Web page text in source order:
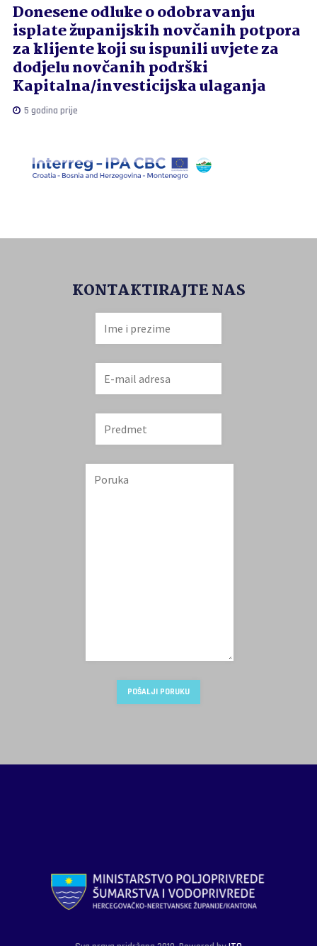
Donesene odluke o odobravanju
isplate županijskih novčanih potpora
za klijente koji su ispunili uvjete za
dodjelu novčanih podrški
Kapitalna/investicijska ulaganja
5 godina prije
KONTAKTIRAJTE NAS